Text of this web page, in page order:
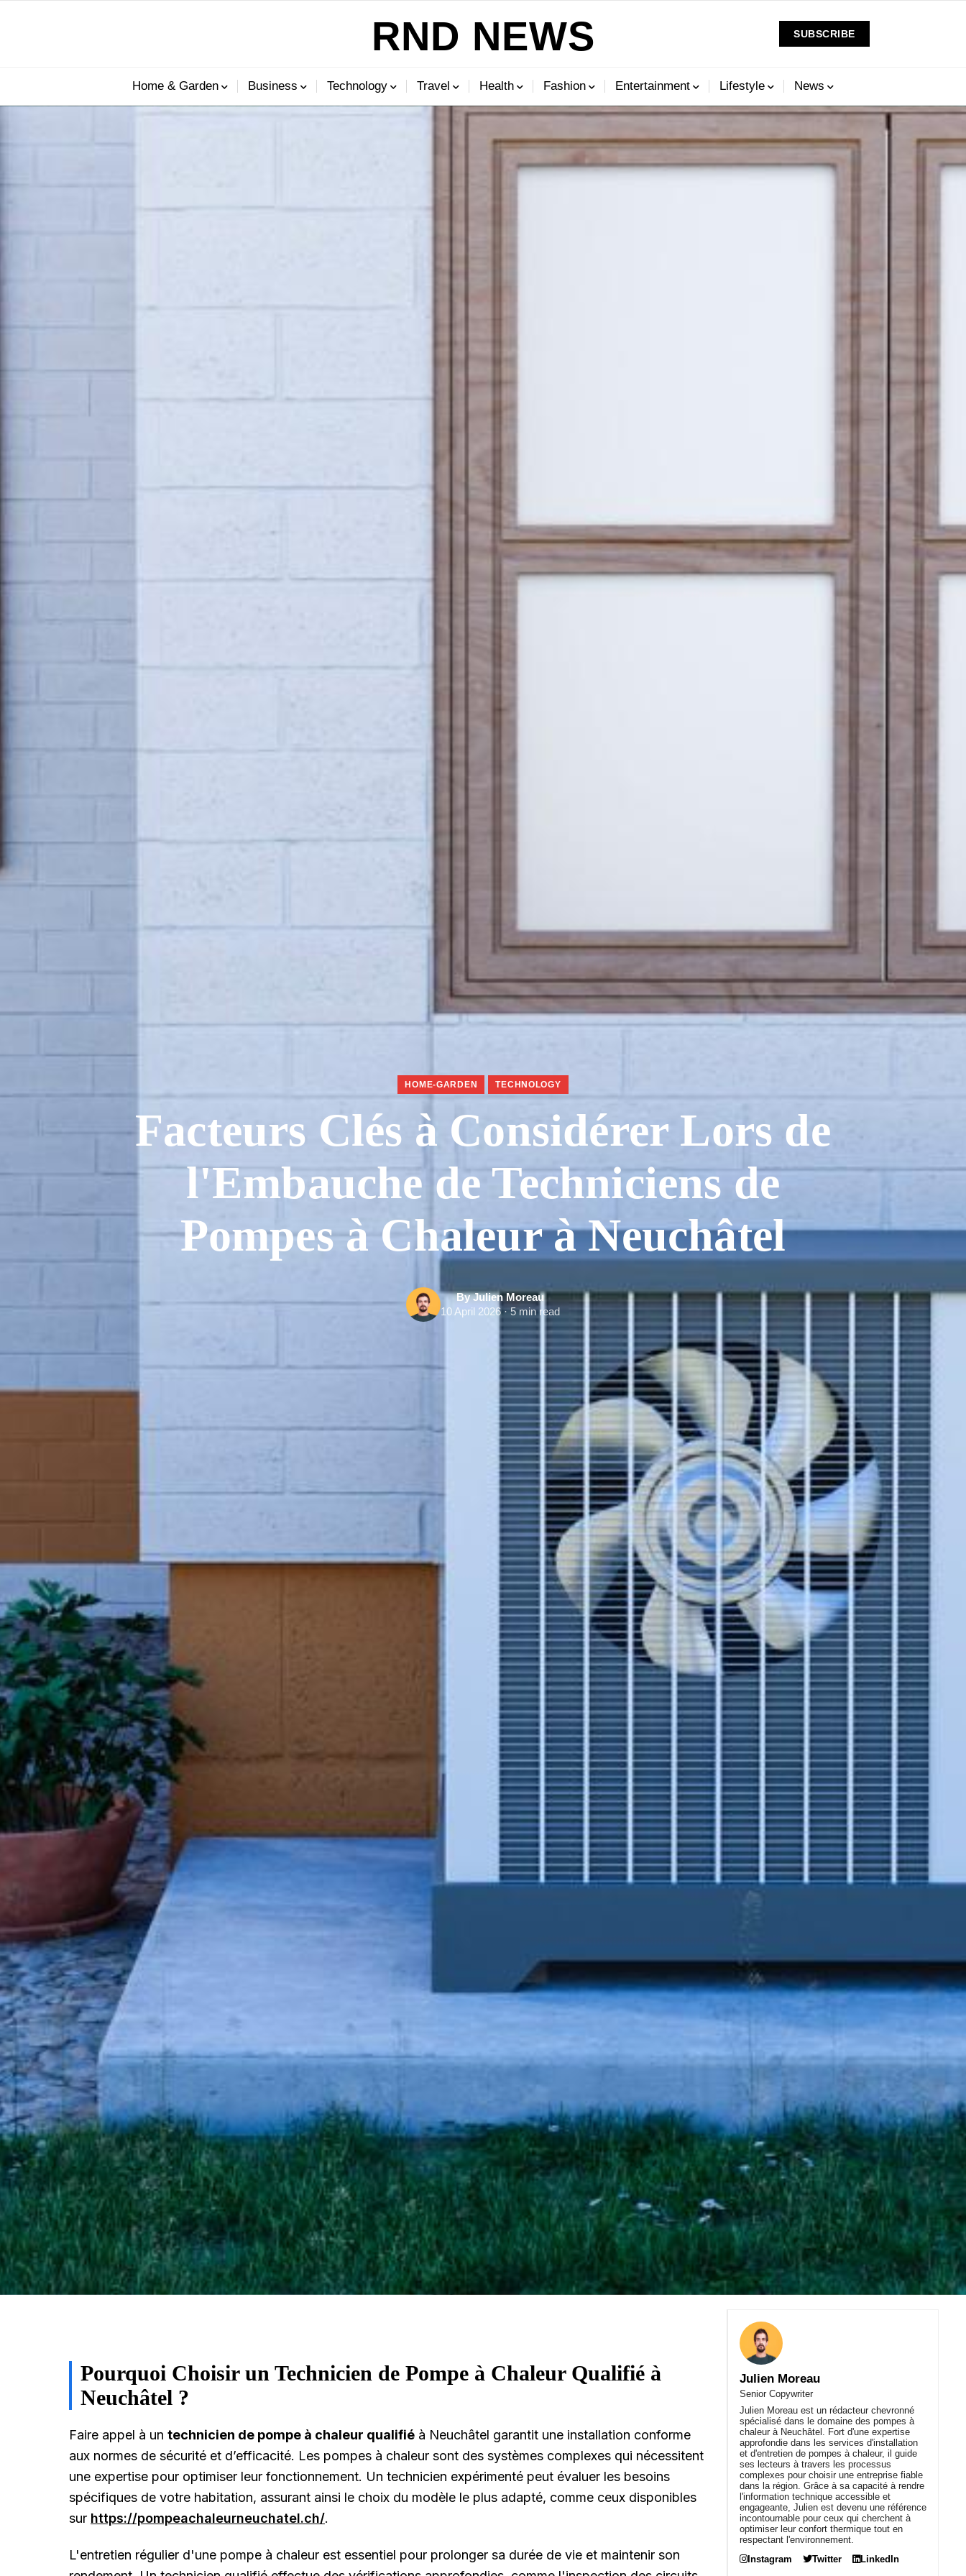
RND NEWS SUBSCRIBE
Home & Garden Business Technology Travel Health Fashion Entertainment Lifestyle News
HOME-GARDEN TECHNOLOGY
Facteurs Clés à Considérer Lors de
l'Embauche de Techniciens de
Pompes à Chaleur à Neuchâtel
By Julien Moreau
10 April 2026 · 5 min read
Pourquoi Choisir un Technicien de Pompe à Chaleur Qualifié à
Neuchâtel ?
Faire appel à un technicien de pompe à chaleur qualifié à Neuchâtel garantit une installation conforme
aux normes de sécurité et d’efficacité. Les pompes à chaleur sont des systèmes complexes qui nécessitent
une expertise pour optimiser leur fonctionnement. Un technicien expérimenté peut évaluer les besoins
spécifiques de votre habitation, assurant ainsi le choix du modèle le plus adapté, comme ceux disponibles
sur https://pompeachaleurneuchatel.ch/.
L'entretien régulier d'une pompe à chaleur est essentiel pour prolonger sa durée de vie et maintenir son
Julien Moreau
Senior Copywriter
Julien Moreau est un rédacteur chevronné
spécialisé dans le domaine des pompes à
chaleur à Neuchâtel. Fort d'une expertise
approfondie dans les services d'installation
et d'entretien de pompes à chaleur, il guide
ses lecteurs à travers les processus
complexes pour choisir une entreprise fiable
dans la région. Grâce à sa capacité à rendre
l'information technique accessible et
engageante, Julien est devenu une référence
incontournable pour ceux qui cherchent à
optimiser leur confort thermique tout en
respectant l'environnement.
Instagram
Twitter LinkedIn